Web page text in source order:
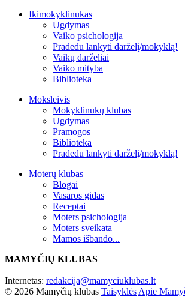
Ikimokyklinukas
Ugdymas
Vaiko psichologija
Pradedu lankyti darželį/mokyklą!
Vaikų darželiai
Vaiko mityba
Biblioteka
Moksleivis
Mokyklinukų klubas
Ugdymas
Pramogos
Biblioteka
Pradedu lankyti darželį/mokyklą!
Moterų klubas
Blogai
Vasaros gidas
Receptai
Moters psichologija
Moters sveikata
Mamos išbando...
MAMYČIŲ KLUBAS
Internetas: redakcija@mamyciuklubas.lt
© 2026 Mamyčių klubas Taisyklės Apie